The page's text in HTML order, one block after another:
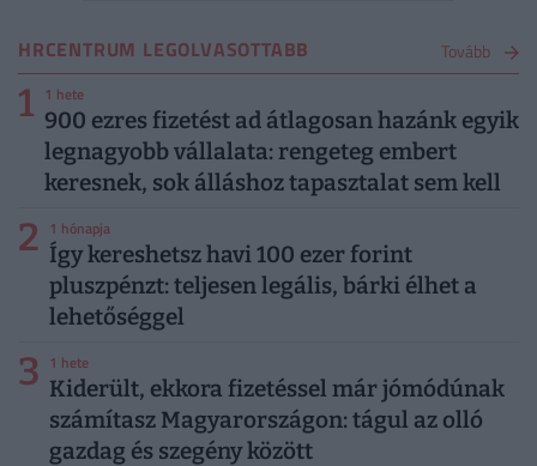
HRCENTRUM LEGOLVASOTTABB Tovább
1 1 hete
900 ezres fizetést ad átlagosan hazánk egyik
legnagyobb vállalata: rengeteg embert
keresnek, sok álláshoz tapasztalat sem kell
2 1 hónapja
Így kereshetsz havi 100 ezer forint
pluszpénzt: teljesen legális, bárki élhet a
lehetőséggel
3 1 hete
Kiderült, ekkora fizetéssel már jómódúnak
számítasz Magyarországon: tágul az olló
gazdag és szegény között